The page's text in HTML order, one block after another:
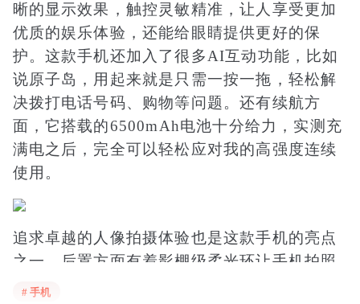
晰的显示效果，触控灵敏精准，让人享受更加
优质的娱乐体验，还能给眼睛提供更好的保
护。这款手机还加入了很多AI互动功能，比如
说原子岛，用起来就是只需一按一拖，轻松解
决拨打电话号码、购物等问题。还有续航方
面，它搭载的6500mAh电池十分给力，实测充
满电之后，完全可以轻松应对我的高强度连续
使用。
追求卓越的人像拍摄体验也是这款手机的亮点
之一，后置方面有着影棚级柔光环让手机拍照
无惧暗光、杂光，加上柔光影棚功能和vivo自
# 手机